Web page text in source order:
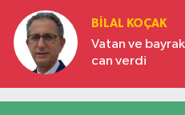
BILAL KOÇAK
Vatan ve
can verdi